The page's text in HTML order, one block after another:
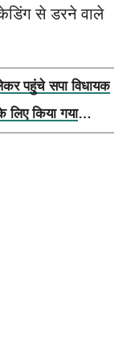
से डरने वाले
पहुंचे सपा विधायक
किया गया